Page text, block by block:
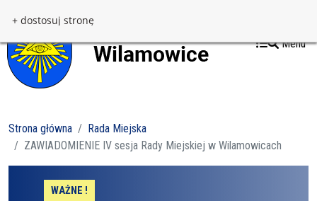
+ dostosuj stronę
Menu
Strona główna
Rada Miejska
ZAWIADOMIENIE IV sesja Rady Miejskiej w Wilamowicach
WAŻNE !